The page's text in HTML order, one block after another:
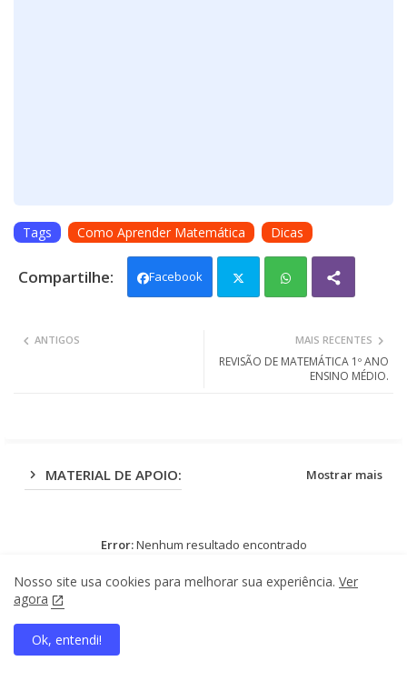
Tags Como Aprender Matemática Dicas
Facebook
ter ats
MAIS RECENTES
REVISÃO DE MATEMÁTICA 1º ANO
ENSINO MÉDIO.
ANTIGOS
MATERIAL DE APOIO: Mostrar mais
Error:Nenhum resultado encontrado
📚 Materiais pedagógicos:
Nosso site usa cookies para melhorar sua experiência. Ver
agora
Ok, entendi!
home search